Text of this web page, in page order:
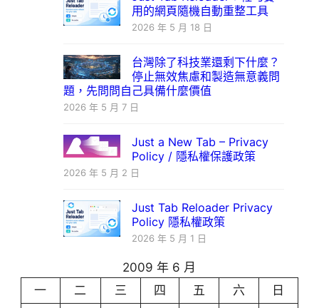
用的網頁隨機自動重整工具
2026 年 5 月 18 日
台灣除了科技業還剩下什麼？
停止無效焦慮和製造無意義問
題，先問問自己具備什麼價值
2026 年 5 月 7 日
Just a New Tab – Privacy
Policy / 隱私權保護政策
2026 年 5 月 2 日
Just Tab Reloader Privacy
Policy 隱私權政策
2026 年 5 月 1 日
2009 年 6 月
一
二 三 四 五 六
日